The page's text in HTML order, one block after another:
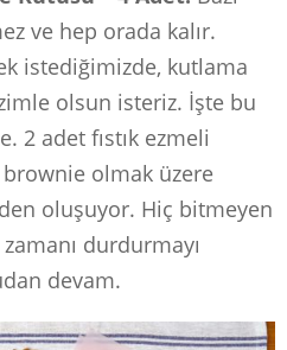
ve hep orada kalır.
istediğimizde, kutlama
olsun isteriz. İşte bu
2 adet fıstık ezmeli
olmak üzere
oluşuyor. Hiç bitmeyen
durdurmayı
devam.